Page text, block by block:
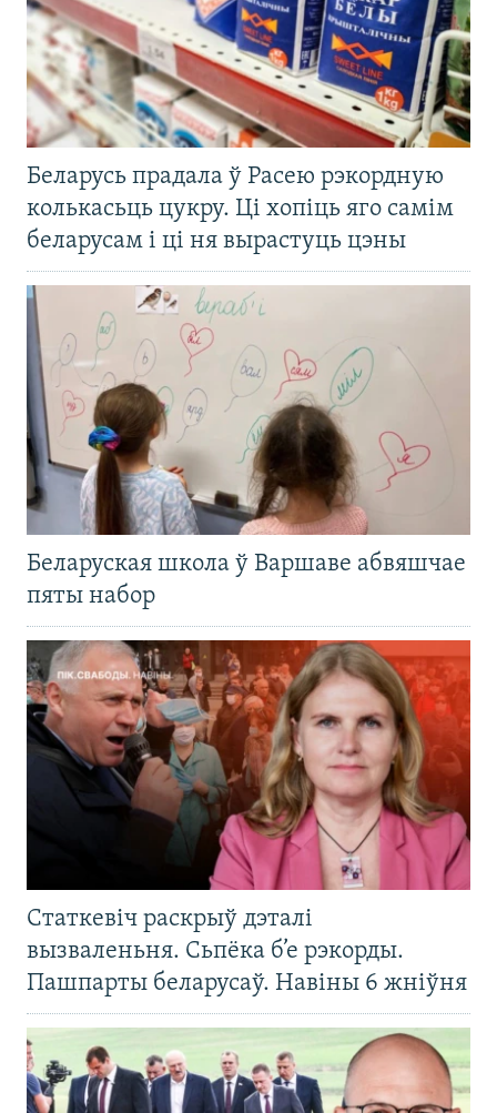
Беларусь прадала ў Расею рэкордную
колькасьць цукру. Ці хопіць яго самім
беларусам і ці ня вырастуць цэны
Беларуская школа ў Варшаве абвяшчае
пяты набор
Статкевіч раскрыў дэталі
вызваленьня. Сьпёка б’е рэкорды.
Пашпарты беларусаў. Навіны 6 жніўня